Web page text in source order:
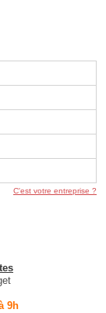
C'est votre entreprise ?
9h